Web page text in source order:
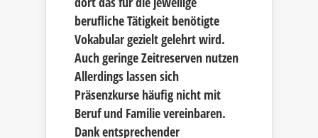
berufliche Tätigkeit benötigte
Vokabular gezielt gelehrt wird.
Auch geringe Zeitreserven nutzen
Allerdings lassen sich
Präsenzkurse häufig nicht mit
Beruf und Familie vereinbaren.
Dank entsprechender